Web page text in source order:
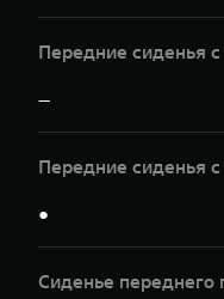
Передние сиденья
—
Передние сиденья
●
Сиденье переднего